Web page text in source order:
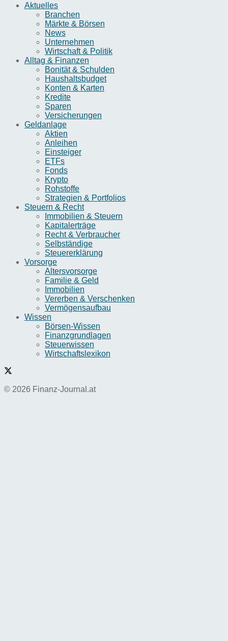
Aktuelles
Branchen
Märkte & Börsen
News
Unternehmen
Wirtschaft & Politik
Alltag & Finanzen
Bonität & Schulden
Haushaltsbudget
Konten & Karten
Kredite
Sparen
Versicherungen
Geldanlage
Aktien
Anleihen
Einsteiger
ETFs
Fonds
Krypto
Rohstoffe
Strategien & Portfolios
Steuern & Recht
Immobilien & Steuern
Kapitalerträge
Recht & Verbraucher
Selbständige
Steuererklärung
Vorsorge
Altersvorsorge
Familie & Geld
Immobilien
Vererben & Verschenken
Vermögensaufbau
Wissen
Börsen-Wissen
Finanzgrundlagen
Steuerwissen
Wirtschaftslexikon
© 2026 Finanz-Journal.at